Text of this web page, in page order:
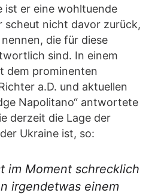
ist er eine wohltuende
scheut nicht davor zurück,
die für diese
sind. In einem
dem prominenten
a.D. und aktuellen
Napolitano“ antwortete
derzeit die Lage der
Ukraine ist, so:
im Moment schrecklich
irgendetwas einem